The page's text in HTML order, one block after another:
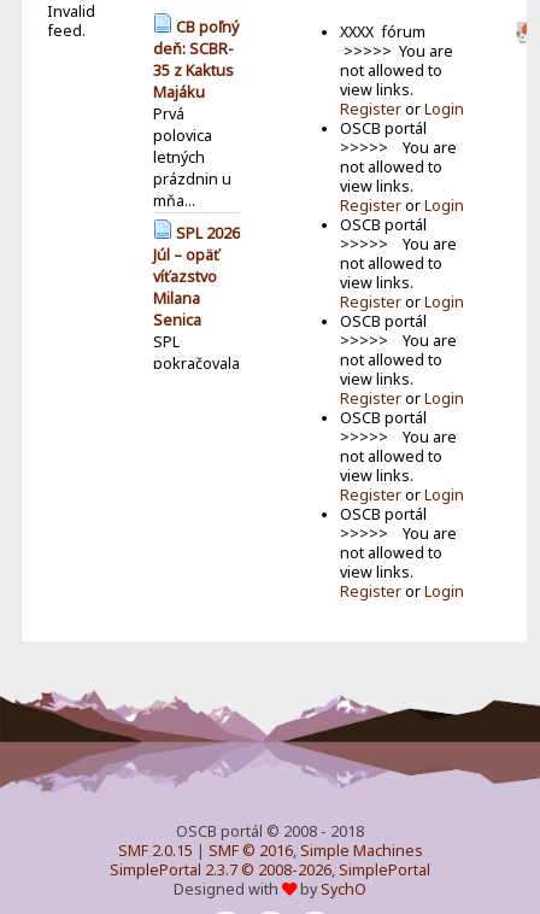
Invalid
feed.
CB poľný
deň: SCBR-
35 z Kaktus
Majáku
Prvá
polovica
letných
prázdnin u
mňa...
SPL 2026
Júl – opäť
víťazstvo
Milana
Senica
SPL
pokračovala
XXXX fórum
>>>>> You are
not allowed to
view links.
RegisterorLogin
OSCB portál
>>>>> You are
not allowed to
view links.
RegisterorLogin
OSCB portál
>>>>> You are
not allowed to
view links.
RegisterorLogin
OSCB portál
>>>>> You are
not allowed to
view links.
RegisterorLogin
OSCB portál
>>>>> You are
not allowed to
view links.
RegisterorLogin
OSCB portál
>>>>> You are
not allowed to
view links.
RegisterorLogin
OSCB portál © 2008 - 2018
SMF 2.0.15 | SMF © 2016, Simple Machines
SimplePortal 2.3.7 © 2008-2026, SimplePortal
Designed with
bySychO